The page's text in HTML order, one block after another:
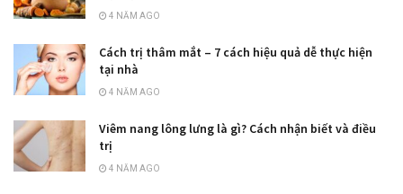
4 NĂM AGO
Cách trị thâm mắt – 7 cách hiệu quả dễ thực hiện
tại nhà
4 NĂM AGO
Viêm nang lông lưng là gì? Cách nhận biết và điều
trị
4 NĂM AGO